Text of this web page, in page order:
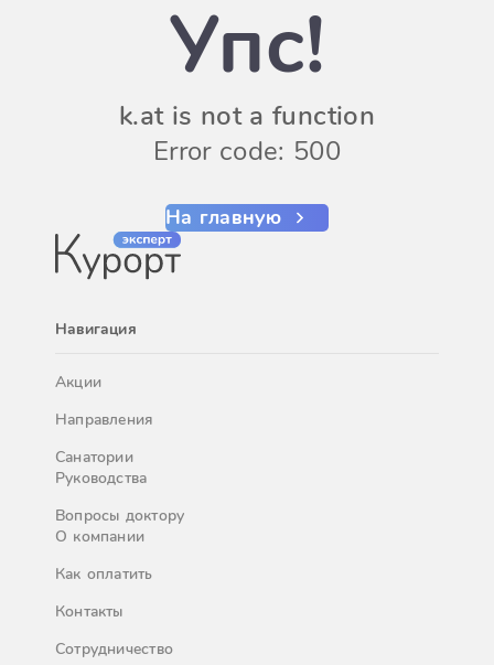
Упс!
k.at is not a function
Error code: 500
На главную
Навигация
Акции
Направления
Санатории
Руководства
Вопросы доктору
О компании
Как оплатить
Контакты
Сотрудничество